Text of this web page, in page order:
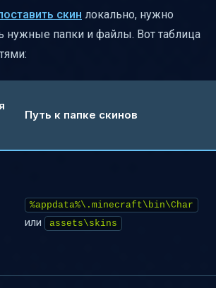
скин локально, нужно
нужные папки и файлы. Вот таблица
Путь к папке скинов
%appdata%\.minecraft\bin\Char
или assets\skins